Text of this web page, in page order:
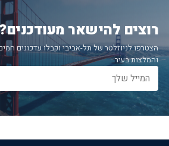
רוצים להישאר מעודכנים?
הצטרפו לניוזלטר של תל-אביבי וקבלו עדכונים
והמלצות בעיר.